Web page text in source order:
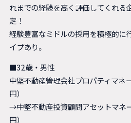
れまでの経験を高く評価してくれる
定！
経験豊富なミドルの採用を積極的に
イプあり。
■32歳・男性
中堅不動産管理会社プロパティマネ
円）
→中堅不動産投資顧問アセットマネ
円）